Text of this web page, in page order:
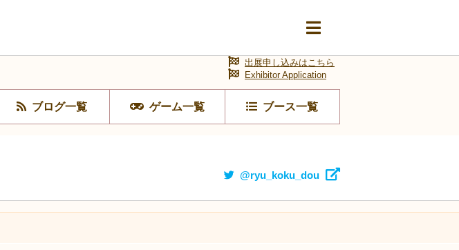
ブログ一覧 ゲーム一覧 ブース一覧
出展申し込みはこちら
Exhibitor Application
@ryu_koku_dou